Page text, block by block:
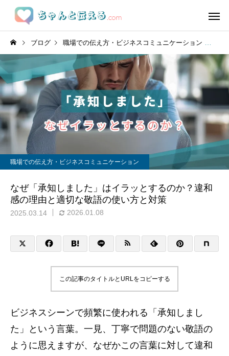
ブログ 職場での伝え方・ビジネスコミュニケーション
職場での伝え方・ビジネスコミュニケーション
なぜ「承知しました」はイラッとするのか？違和
感の理由と適切な敬語の使い方と対策
2025.03.14 2026.01.08
この記事のタイトルとURLをコピーする
ビジネスシーンで頻繁に使われる「承知しまし
た」という言葉。一見、丁寧で問題のない敬語の
ように思えますが、なぜかこの言葉に対して違和